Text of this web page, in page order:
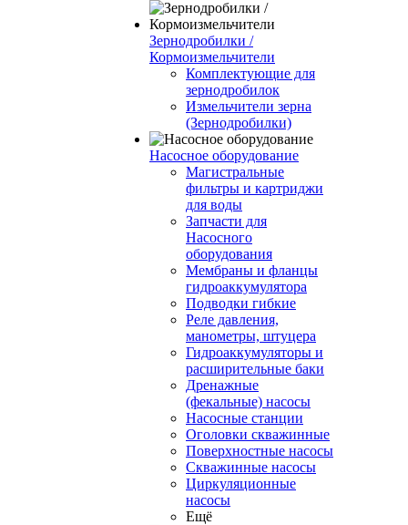
Зернодробилки /
Кормоизмельчители
Комплектующие для
зернодробилок
Измельчители зерна
(Зернодробилки)
Насосное оборудование
Магистральные
фильтры и картриджи
для воды
Запчасти для
Насосного
оборудования
Мембраны и фланцы
гидроаккумулятора
Подводки гибкие
Реле давления,
манометры, штуцера
Гидроаккумуляторы и
расширительные баки
Дренажные
(фекальные) насосы
Насосные станции
Оголовки скважинные
Поверхностные насосы
Скважинные насосы
Циркуляционные
насосы
Ещё